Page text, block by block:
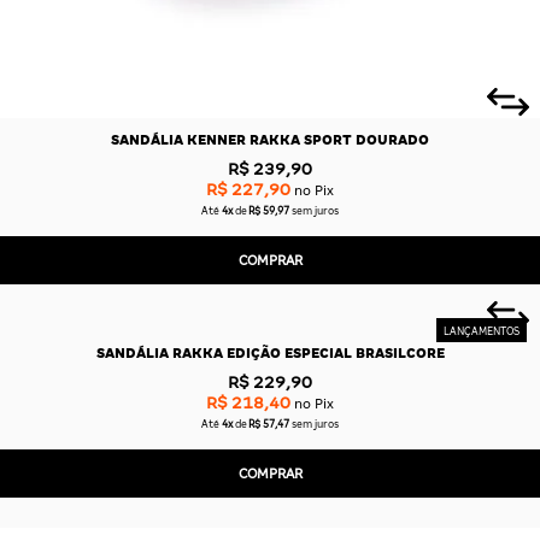
SANDÁLIA KENNER RAKKA SPORT DOURADO
R$ 239,90
R$ 227,90 no Pix
Até 4x de R$ 59,97 sem juros
COMPRAR
SANDÁLIA RAKKA EDIÇÃO ESPECIAL BRASILCORE
R$ 229,90
R$ 218,40 no Pix
Até 4x de R$ 57,47 sem juros
COMPRAR